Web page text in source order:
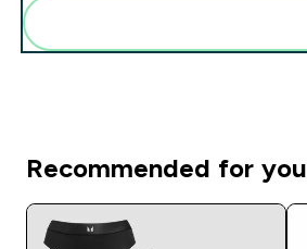
Recommended for you